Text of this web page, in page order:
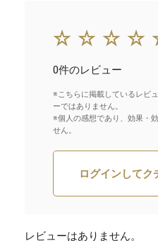
0件のレビュー
※こちらに掲載しているレビ
ーではありません。
※個人の感想であり、効果・
せん。
ログインしてク
レビューはありません。